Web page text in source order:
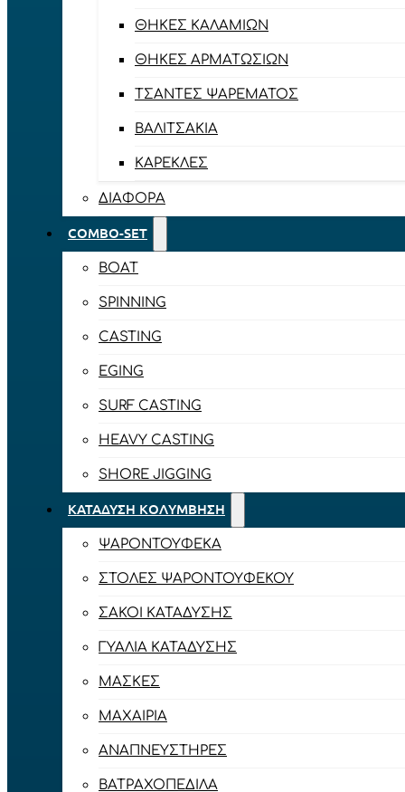
ΘΉΚΕΣ ΚΑΛΑΜΙΏΝ
ΘΉΚΕΣ ΑΡΜΑΤΩΣΙΏΝ
ΤΣΆΝΤΕΣ ΨΑΡΈΜΑΤΟΣ
ΒΑΛΙΤΣΆΚΙΑ
ΚΑΡΈΚΛΕΣ
ΔΙΆΦΟΡΑ
COMBO-SET
BOAT
SPINNING
CASTING
EGING
SURF CASTING
HEAVY CASTING
SHORE JIGGING
ΚΑΤΆΔΥΣΗ ΚΟΛΎΜΒΗΣΗ
ΨΑΡΟΝΤΟΎΦΕΚΑ
ΣΤΟΛΈΣ ΨΑΡΟΝΤΟΎΦΕΚΟΥ
ΣΆΚΟΙ ΚΑΤΆΔΥΣΗΣ
ΓΥΑΛΙΆ ΚΑΤΆΔΥΣΗΣ
ΜΆΣΚΕΣ
ΜΑΧΑΊΡΙΑ
ΑΝΑΠΝΕΥΣΤΉΡΕΣ
ΒΑΤΡΑΧΟΠΈΔΙΛΑ